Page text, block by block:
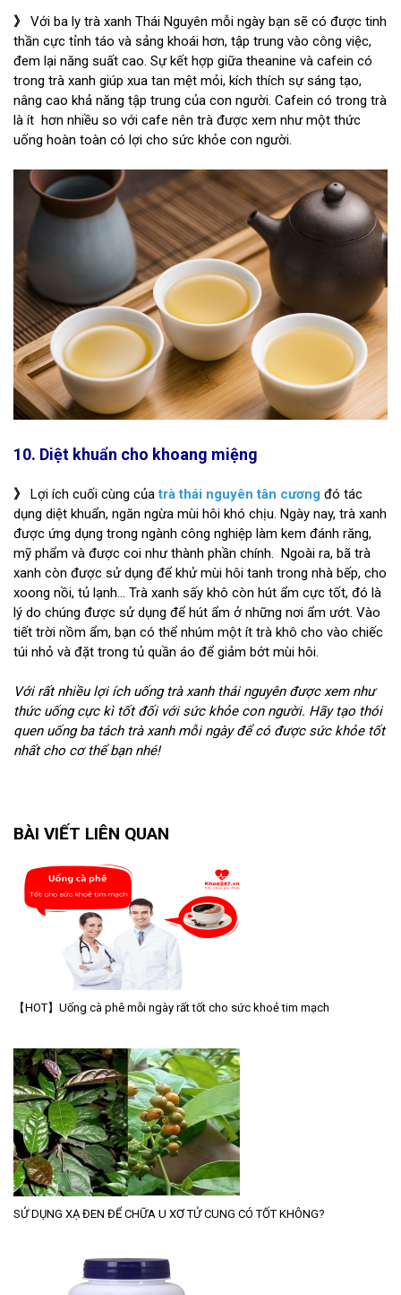
》 Với ba ly trà xanh Thái Nguyên mỗi ngày bạn sẽ có được tinh
thần cực tỉnh táo và sảng khoái hơn, tập trung vào công việc,
đem lại năng suất cao. Sự kết hợp giữa theanine và cafein có
trong trà xanh giúp xua tan mệt mỏi, kích thích sự sáng tạo,
nâng cao khả năng tập trung của con người. Cafein có trong trà
là ít hơn nhiều so với cafe nên trà được xem như một thức
uống hoàn toàn có lợi cho sức khỏe con người.
10. Diệt khuẩn cho khoang miệng
》 Lợi ích cuối cùng củatrà thái nguyên tân cương đó tác
dụng diệt khuẩn, ngăn ngừa mùi hôi khó chịu. Ngày nay, trà xanh
được ứng dụng trong ngành công nghiệp làm kem đánh răng,
mỹ phẩm và được coi như thành phần chính. Ngoài ra, bã trà
xanh còn được sử dụng để khử mùi hôi tanh trong nhà bếp, cho
xoong nồi, tủ lạnh... Trà xanh sấy khô còn hút ẩm cực tốt, đó là
lý do chúng được sử dụng để hút ẩm ở những nơi ẩm ướt. Vào
tiết trời nồm ẩm, bạn có thể nhúm một ít trà khô cho vào chiếc
túi nhỏ và đặt trong tủ quần áo để giảm bớt mùi hôi.
Với rất nhiều lợi ích uống trà xanh thái nguyên được xem như
thức uống cực kì tốt đối với sức khỏe con người. Hãy tạo thói
quen uống ba tách trà xanh mỗi ngày để có được sức khỏe tốt
nhất cho cơ thể bạn nhé!
BÀI VIẾT LIÊN QUAN
【HOT】Uống cà phê mỗi ngày rất tốt cho sức khoẻ tim mạch
SỬ DỤNG XẠ ĐEN ĐỂ CHỮA U XƠ TỬ CUNG CÓ TỐT KHÔNG?